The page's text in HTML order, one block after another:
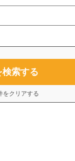
検索する
をクリアする